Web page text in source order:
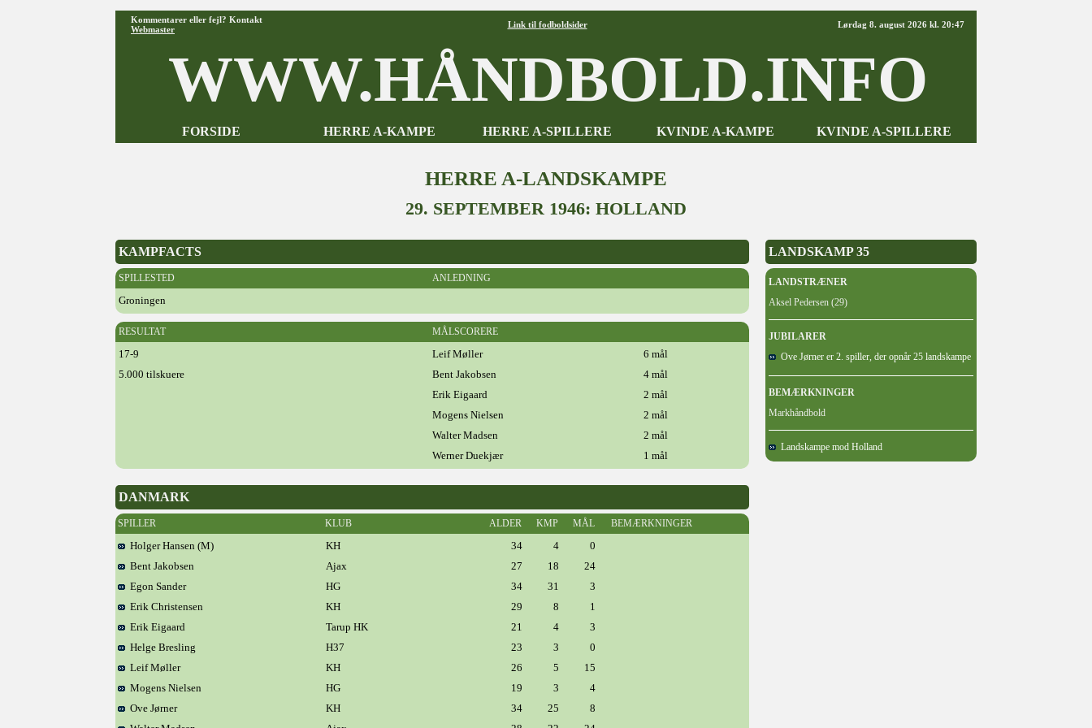
Kommentarer eller fejl? Kontakt
Webmaster
Link til fodboldsider Lørdag 8. august 2026 kl. 20:47
WWW.HÅNDBOLD.INFO
FORSIDE HERRE A-KAMPE HERRE A-SPILLERE KVINDE A-KAMPE KVINDE A-SPILLERE
HERRE A-LANDSKAMPE
29. SEPTEMBER 1946: HOLLAND
KAMPFACTS
SPILLESTED ANLEDNING
Groningen
RESULTAT MÅLSCORERE
17-9 Leif Møller
6 mål
5.000 tilskuere
Bent Jakobsen
4 mål
Erik Eigaard
2 mål
Mogens Nielsen
2 mål
Walter Madsen
2 mål
Werner Duekjær
1 mål
DANMARK
SPILLER KLUB ALDER KMP MÅL BEMÆRKNINGER
Holger Hansen (M) KH 34 4
0
Bent Jakobsen
Ajax 27 18
24
Egon Sander
HG 34 31
3
Erik Christensen
KH 29 8
1
Erik Eigaard
Tarup HK 21 4
3
Helge Bresling
H37 23 3
0
Leif Møller
KH 26 5
15
Mogens Nielsen
HG 19 3
4
Ove Jørner
KH 34 25
8
LANDSKAMP 35
LANDSTRÆNER
Aksel Pedersen (29)
JUBILARER
Ove Jørner er 2. spiller, der opnår 25 landskampe
BEMÆRKNINGER
Markhåndbold
Landskampe mod Holland